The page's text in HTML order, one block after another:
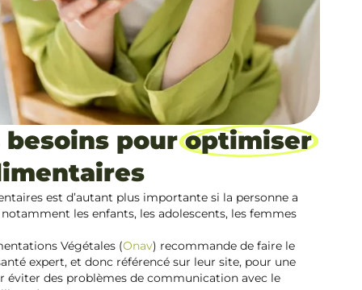
besoins pouroptimiser
est d’autant plus importante si la personne a
les enfants, les adolescents, les femmes
Végétales (Onav) recommande de faire le
expert, et donc référencé sur leur site, pour une
éviter des problèmes de communication avec le